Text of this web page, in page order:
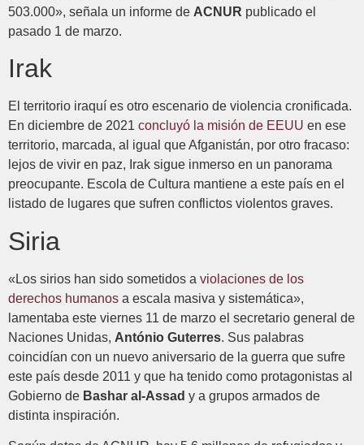
503.000», señala un informe de ACNUR publicado el
pasado 1 de marzo.
Irak
El territorio iraquí es otro escenario de violencia cronificada.
En diciembre de 2021 concluyó la misión de EEUU en ese
territorio, marcada, al igual que Afganistán, por otro fracaso:
lejos de vivir en paz, Irak sigue inmerso en un panorama
preocupante. Escola de Cultura mantiene a este país en el
listado de lugares que sufren conflictos violentos graves.
Siria
«Los sirios han sido sometidos a violaciones de los
derechos humanos a escala masiva y sistemática»,
lamentaba este viernes 11 de marzo el secretario general de
Naciones Unidas, António Guterres. Sus palabras
coincidían con un nuevo aniversario de la guerra que sufre
este país desde 2011 y que ha tenido como protagonistas al
Gobierno de Bashar al-Assad y a grupos armados de
distinta inspiración.